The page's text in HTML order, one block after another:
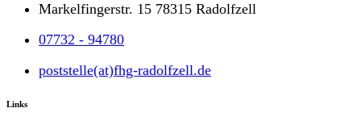
Markelfingerstr. 15 78315 Radolfzell
07732 - 94780
poststelle(at)fhg-radolfzell.de
Links